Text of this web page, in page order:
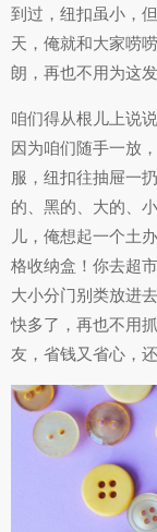
到过，纽扣虽小，
天，俺就和大家唠
朗，再也不用为这发
咱们得从根儿上说
因为咱们随手一放
服，纽扣往抽屉一
的、黑的、大的、
儿，俺想起一个土
格收纳盒！你去超
大小分门别类放进
快多了，再也不用
友，省钱又省心，